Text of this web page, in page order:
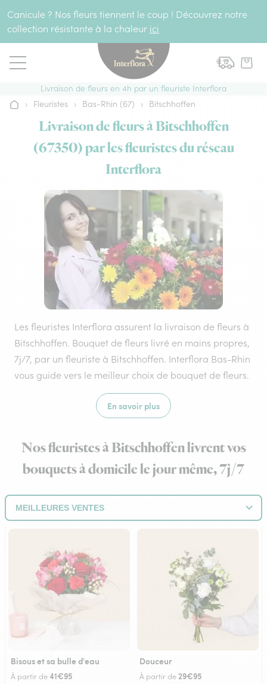
Canicule ? Nos fleurs tiennent le coup ! Découvrez notre
collection résistante à la chaleur ici
Livraison de fleurs en 4h par un fleuriste Interflora
Accueil
› Fleuristes › Bas-Rhin (67) › Bitschhoffen
Livraison de fleurs à Bitschhoffen
(67350) par les fleuristes du réseau
Interflora
Les fleuristes Interflora assurent la livraison de fleurs à
Bitschhoffen. Bouquet de fleurs livré en mains propres,
7j/7, par un fleuriste à Bitschhoffen. Interflora Bas-Rhin
vous guide vers le meilleur choix de bouquet de fleurs.
En savoir plus
Nos fleuristes à Bitschhoffen livrent vos
bouquets à domicile le jour même, 7j/7
Bisous et sa bulle d'eau
À partir de41€95
Douceur
À partir de 29€95